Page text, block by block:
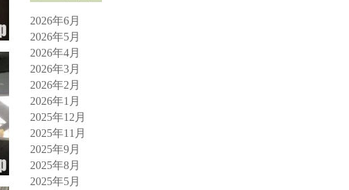
2026年6月
2026年5月
2026年4月
2026年3月
2026年2月
2026年1月
2025年12月
2025年11月
2025年9月
2025年8月
2025年5月